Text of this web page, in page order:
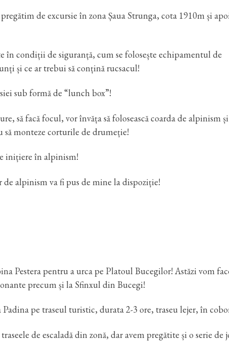
de excursie în zona Șaua Strunga, cota 1910m și
în condiții de siguranță, cum se folosește echipamentul de
și ce ar trebui să conțină rucsacul!
sub formă de “lunch box”!
să facă focul, vor învăța să folosească coarda de alpinism și
să monteze corturile de drumeție!
inițiere în alpinism!
alpinism va fi pus de mine la dispoziție!
Pestera pentru a urca pe Platoul Bucegilor! Astăzi vom
precum și la Sfinxul din Bucegi!
pe traseul turistic, durata 2-3 ore, traseu lejer, în
de escaladă din zonă, dar avem pregătite și o serie de